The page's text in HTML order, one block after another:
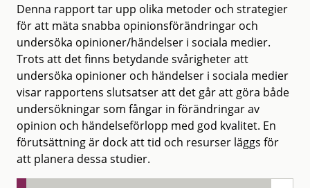
Denna rapport tar upp olika metoder och strategier
för att mäta snabba opinionsförändringar och
undersöka opinioner/händelser i sociala medier.
Trots att det finns betydande svårigheter att
undersöka opinioner och händelser i sociala medier
visar rapportens slutsatser att det går att göra både
undersökningar som fångar in förändringar av
opinion och händelseförlopp med god kvalitet. En
förutsättning är dock att tid och resurser läggs för
att planera dessa studier.